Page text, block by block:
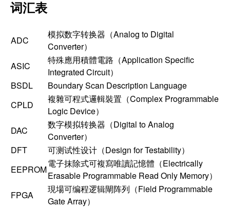
词汇表
ADC
模拟数字转换器（Analog to Digital
Converter）
ASIC
特殊應用積體電路（Application Specific
Integrated Circuit）
BSDL
Boundary Scan Description Language
CPLD
複雜可程式邏輯裝置（Complex Programmable
Logic Device）
DAC
数字模拟转换器（Digital to Analog
Converter）
DFT
可测试性设计（Design for Testability）
EEPROM
電子抹除式可複寫唯讀記憶體（Electrically
Erasable Programmable Read Only Memory）
FPGA
現場可编程逻辑閘阵列（Field Programmable
Gate Array）